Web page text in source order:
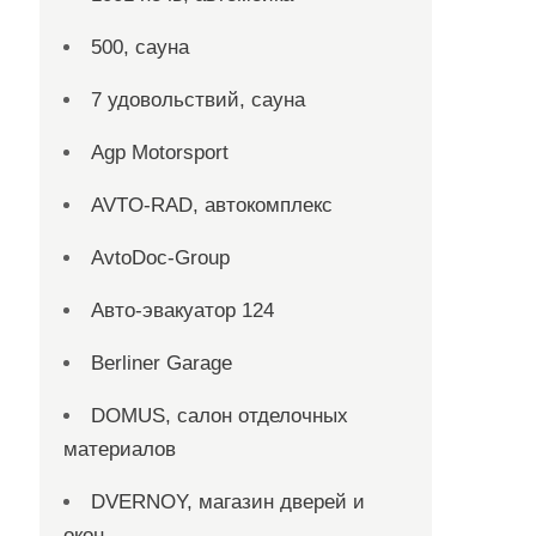
500, сауна
7 удовольствий, сауна
Agp Motorsport
AVTO-RAD, автокомплекс
AvtoDoc-Group
Aвто-эвакуатор 124
Berliner Garage
DOMUS, салон отделочных
материалов
DVERNOY, магазин дверей и